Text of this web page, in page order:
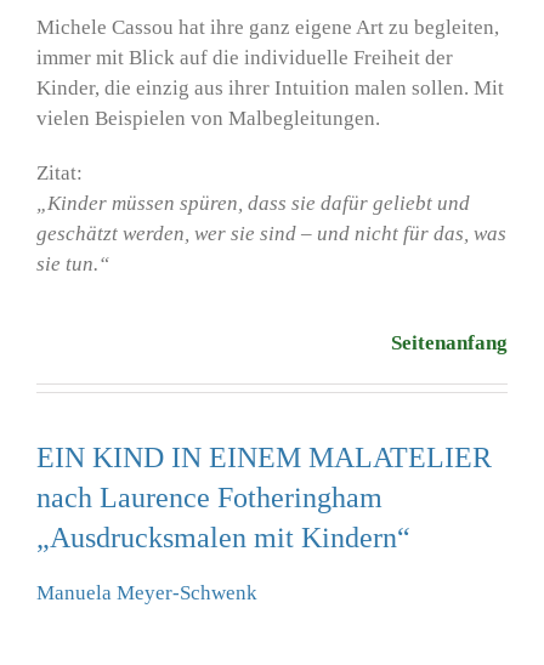
Michele Cassou hat ihre ganz eigene Art zu begleiten,
immer mit Blick auf die individuelle Freiheit der
Kinder, die einzig aus ihrer Intuition malen sollen. Mit
vielen Beispielen von Malbegleitungen.
Zitat:
„Kinder müssen spüren, dass sie dafür geliebt und
geschätzt werden, wer sie sind – und nicht für das, was
sie tun.“
Seitenanfang
EIN KIND IN EINEM MALATELIER
nach Laurence Fotheringham
„Ausdrucksmalen mit Kindern“
Manuela Meyer-Schwenk